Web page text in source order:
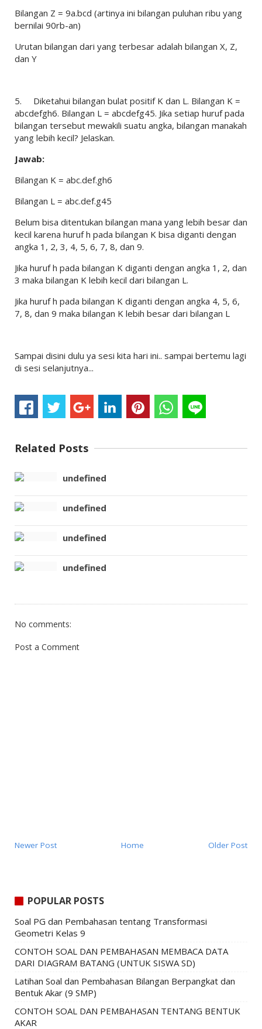
Bilangan Z = 9a.bcd (artinya ini bilangan puluhan ribu yang
bernilai 90rb-an)
Urutan bilangan dari yang terbesar adalah bilangan X, Z,
dan Y
5.
Diketahui bilangan bulat positif K dan L. Bilangan K =
abcdefgh6. Bilangan L = abcdefg45. Jika setiap huruf pada
bilangan tersebut mewakili suatu angka, bilangan manakah
yang lebih kecil? Jelaskan.
Jawab:
Bilangan K = abc.def.gh6
Bilangan L = abc.def.g45
Belum bisa ditentukan bilangan mana yang lebih besar dan
kecil karena huruf h pada bilangan K bisa diganti dengan
angka 1, 2, 3, 4, 5, 6, 7, 8, dan 9.
Jika huruf h pada bilangan K diganti dengan angka 1, 2, dan
3 maka bilangan K lebih kecil dari bilangan L.
Jika huruf h pada bilangan K diganti dengan angka 4, 5, 6,
7, 8, dan 9 maka bilangan K lebih besar dari bilangan L
Sampai disini dulu ya sesi kita hari ini.. sampai bertemu lagi
di sesi selanjutnya...
Related Posts
undefined
undefined
undefined
undefined
No comments:
Post a Comment
Newer Post Older Post
Home
POPULAR POSTS
Soal PG dan Pembahasan tentang Transformasi
Geometri Kelas 9
CONTOH SOAL DAN PEMBAHASAN MEMBACA DATA
DARI DIAGRAM BATANG (UNTUK SISWA SD)
Latihan Soal dan Pembahasan Bilangan Berpangkat dan
Bentuk Akar (9 SMP)
CONTOH SOAL DAN PEMBAHASAN TENTANG BENTUK
AKAR